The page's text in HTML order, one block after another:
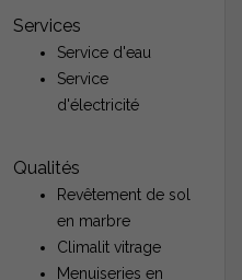
Services
Service d'eau
Service
d'électricité
Qualités
Revêtement de sol
en marbre
Climalit vitrage
Menuiseries en